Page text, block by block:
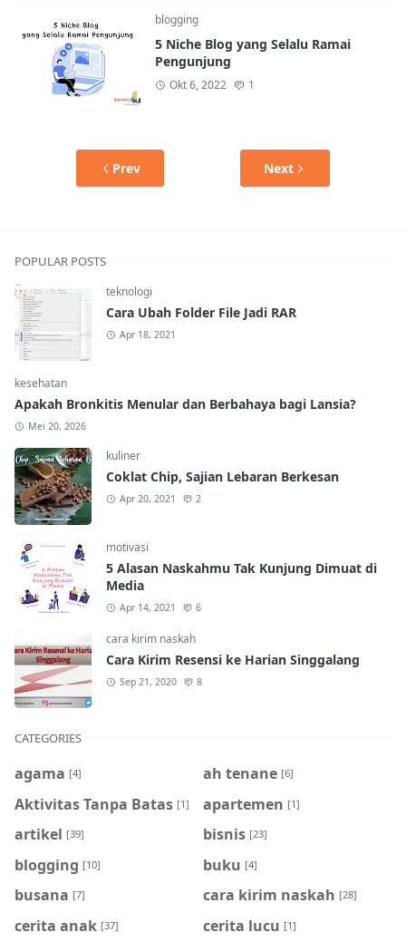
blogging
5 Niche Blog yang Selalu Ramai
Pengunjung
Okt 6, 2022 1
Prev Next
POPULAR POSTS
teknologi
Cara Ubah Folder File Jadi RAR
Apr 18, 2021
kesehatan
Apakah Bronkitis Menular dan Berbahaya bagi Lansia?
Mei 20, 2026
kuliner
Coklat Chip, Sajian Lebaran Berkesan
Apr 20, 2021 2
motivasi
5 Alasan Naskahmu Tak Kunjung Dimuat di
Media
Apr 14, 2021 6
cara kirim naskah
Cara Kirim Resensi ke Harian Singgalang
Sep 21, 2020 8
CATEGORIES
agama [4] ah tenane [6]
Aktivitas Tanpa Batas [1] apartemen [1]
artikel [39] bisnis [23]
blogging [10] buku [4]
busana [7] cara kirim naskah [28]
cerita anak [37] cerita lucu [1]